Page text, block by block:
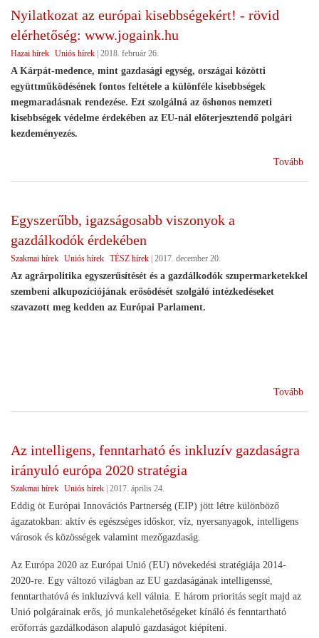
Nyilatkozat az európai kisebbségekért! - rövid
elérhetőség: www.jogaink.hu
Hazai hírek Uniós hírek | 2018. február 26.
A Kárpát-medence, mint gazdasági egység, országai közötti
együttműködésének fontos feltétele a különféle kisebbségek
megmaradásnak rendezése. Ezt szolgálná az őshonos nemzeti
kisebbségek védelme érdekében az EU-nál előterjesztendő polgári
kezdeményezés.
Tovább
Egyszerűbb, igazságosabb viszonyok a
gazdálkodók érdekében
Szakmai hírek Uniós hírek TÉSZ hírek 2017. december 20.
Az agrárpolitika egyszerűsítését és a gazdálkodók szupermarketekkel
szembeni alkupozíciójának erősödését szolgáló intézkedéseket
szavazott meg kedden az Európai Parlament.
Tovább
Az intelligens, fenntarható és inkluzív gazdaságra
irányuló európa 2020 stratégia
Szakmai hírek Uniós hírek | 2017. április 24.
Eddig öt Európai Innovációs Partnerség (EIP) jött létre különböző
ágazatokban: aktív és egészséges időskor, víz, nyersanyagok, intelligens
városok és közösségek valamint mezőgazdaság.
Az Európa 2020 az Európai Unió (EU) növekedési stratégiája 2014-
2020-re. Egy változó világban az EU gazdaságának intelligenssé,
fenntarthatóvá és inkluzívvá kell válnia. E három prioritás segít majd az
Unió polgárainak erős, jó munkalehetőségeket kínáló és fenntartható
erőforrás gazdálkodáson alapuló gazdaságot kiépíteni.